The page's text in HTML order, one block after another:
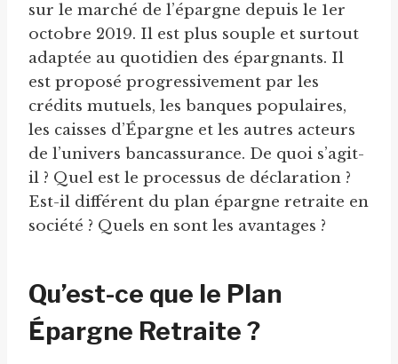
sur le marché de l’épargne depuis le 1er
octobre 2019. Il est plus souple et surtout
adaptée au quotidien des épargnants. Il
est proposé progressivement par les
crédits mutuels, les banques populaires,
les caisses d’Épargne et les autres acteurs
de l’univers bancassurance. De quoi s’agit-
il ? Quel est le processus de déclaration ?
Est-il différent du plan épargne retraite en
société ? Quels en sont les avantages ?
Qu’est-ce que le Plan
Épargne Retraite ?